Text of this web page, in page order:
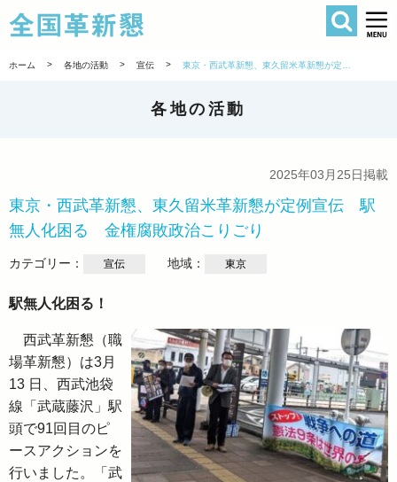
全国革新懇
検索
ホーム > 各地の活動 > 宣伝 >
各地の活動
2025年03月25日掲載
東京・西武革新懇、東久留米革新懇が定例宣伝 駅
無人化困る 金権腐敗政治こりごり
カテゴリー： 宣伝 地域： 東京
駅無人化困る！
西武革新懇（職
場革新懇）は3月
13 日、西武池袋
線「武蔵藤沢」駅
頭で91回目のピ
ースアクションを
行いました。「武